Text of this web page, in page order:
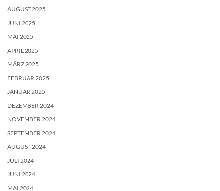
AUGUST 2025
JUNI 2025
MAI 2025
APRIL 2025
MÄRZ 2025
FEBRUAR 2025
JANUAR 2025
DEZEMBER 2024
NOVEMBER 2024
SEPTEMBER 2024
AUGUST 2024
JULI 2024
JUNI 2024
MAI 2024